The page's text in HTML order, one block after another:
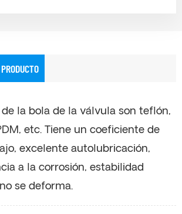
la bola de la válvula son teflón,
etc. Tiene un coeficiente de
excelente autolubricación,
a la corrosión, estabilidad
se deforma.